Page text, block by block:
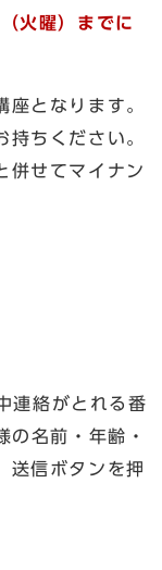
火曜）までに
となります。
持ちください。
併せてマイナン
絡がとれる番
名前・年齢・
送信ボタンを押